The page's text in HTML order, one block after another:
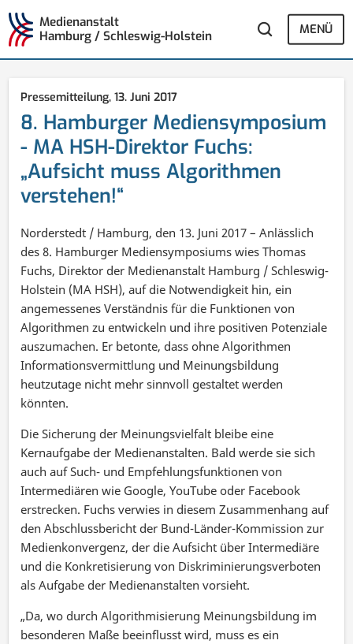
Medienanstalt
Hamburg / Schleswig-Holstein
MENÜ
Pressemitteilung,13. Juni 2017
8. Hamburger Mediensymposium
- MA HSH-Direktor Fuchs:
„Aufsicht muss Algorithmen
verstehen!“
Norderstedt / Hamburg, den 13. Juni 2017 – Anlässlich
des 8. Hamburger Mediensymposiums wies Thomas
Fuchs, Direktor der Medienanstalt Hamburg / Schleswig-
Holstein (MA HSH), auf die Notwendigkeit hin, ein
angemessenes Verständnis für die Funktionen von
Algorithmen zu entwickeln und ihre positiven Potenziale
auszumachen. Er betonte, dass ohne Algorithmen
Informationsvermittlung und Meinungsbildung
heutzutage nicht mehr sinnvoll gestaltet werden
könnten.
Die Sicherung der Meinungsvielfalt bleibe eine
Kernaufgabe der Medienanstalten. Bald werde sie sich
auch auf Such- und Empfehlungsfunktionen von
Intermediären wie Google, YouTube oder Facebook
erstrecken. Fuchs verwies in diesem Zusammenhang auf
den Abschlussbericht der Bund-Länder-Kommission zur
Medienkonvergenz, der die Aufsicht über Intermediäre
und die Konkretisierung von Diskriminierungsverboten
als Aufgabe der Medienanstalten vorsieht.
„Da, wo durch Algorithmisierung Meinungsbildung im
besonderen Maße beeinflusst wird, muss es ein